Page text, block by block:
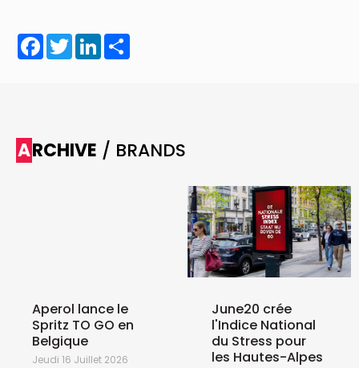
Facebook
TwitterLinkedIn
ARCHIVE / BRANDS
Aperol lance le
Spritz TO GO en
Belgique
Jeudi 16 Juillet 2026
June20 crée
l'Indice National
du Stress pour
les Hautes-Alpes